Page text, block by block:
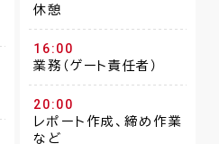
休憩
16:00
業務（ゲート責任者）
20:00
レポート作成、締め作業
など